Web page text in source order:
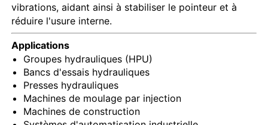
vibrations, aidant ainsi à stabiliser le pointeur et à
réduire l'usure interne.
Applications
Groupes hydrauliques (HPU)
Bancs d'essais hydrauliques
Presses hydrauliques
Machines de moulage par injection
Machines de construction